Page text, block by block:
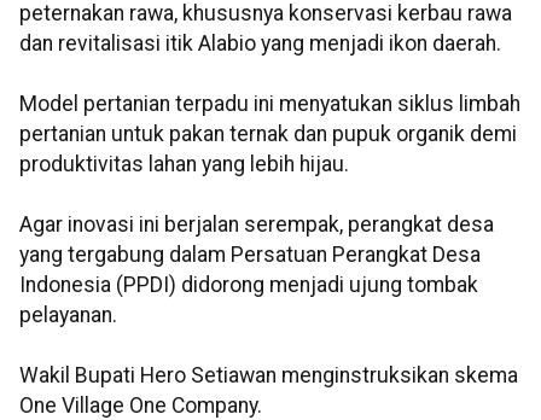
peternakan rawa, khususnya konservasi kerbau rawa
dan revitalisasi itik Alabio yang menjadi ikon daerah.
Model pertanian terpadu ini menyatukan siklus limbah
pertanian untuk pakan ternak dan pupuk organik demi
produktivitas lahan yang lebih hijau.
Agar inovasi ini berjalan serempak, perangkat desa
yang tergabung dalam Persatuan Perangkat Desa
Indonesia (PPDI) didorong menjadi ujung tombak
pelayanan.
Wakil Bupati Hero Setiawan menginstruksikan skema
One Village One Company.